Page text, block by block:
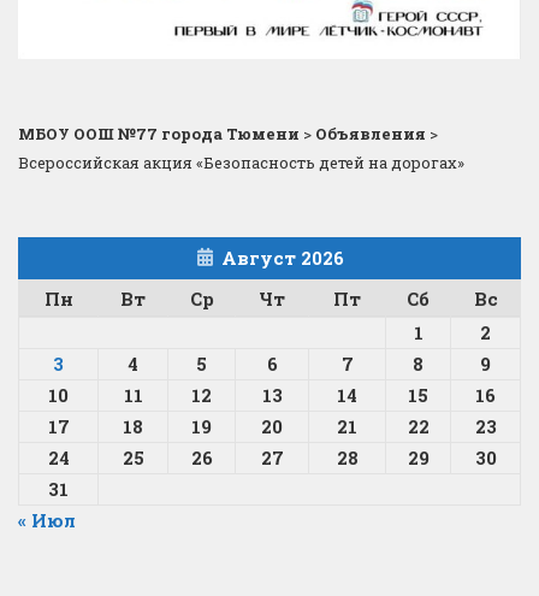
МБОУ ООШ №77 города Тюмени > Объявления >
Всероссийская акция «Безопасность детей на дорогах»
Август 2026
Пн
Вт Ср Чт Пт Сб
Вс
1
2
3
4 5 6 7 8
9
10
11 12 13 14 15
16
17
18 19 20 21 22
23
24
25 26 27 28 29
30
31
« Июл